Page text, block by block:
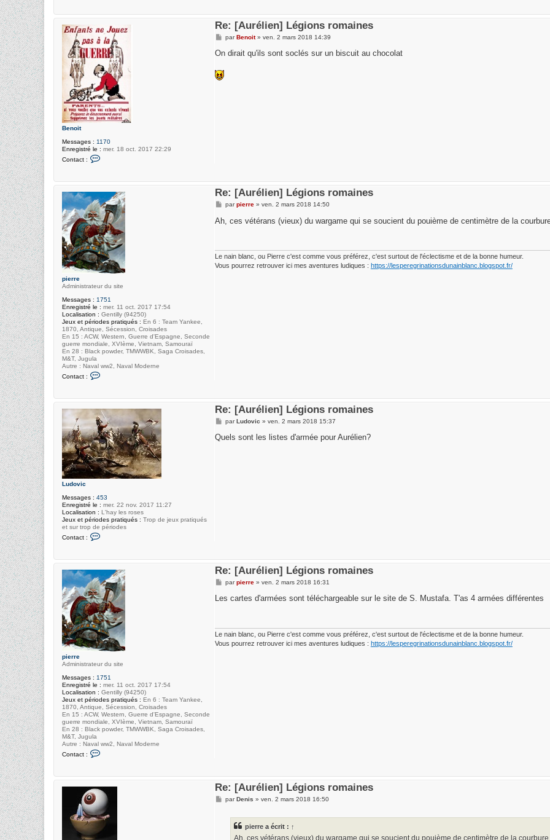
a
t
e
r
D
n
i
s
Benoit
Messages : 1170
Enregistré le : mer. 18 oct. 2017 22:29
Contact :
a
c
t
e
r
B
e
n
o
i
t
Re: [Aurélien] Légions romaines
M
s
g
e
parBenoit» ven. 2 mars 2018 14:39
On dirait qu'ils sont soclés sur un biscuit au chocolat
pierre
Administrateur du site
Messages : 1751
Enregistré le : mer. 11 oct. 2017 17:54
Localisation : Gentilly (94250)
Jeux et périodes pratiqués : En 6 : Team Yankee,
1870, Antique, Sécession, Croisades
En 15 : ACW, Western, Guerre d'Espagne, Seconde
guerre mondiale, XVIème, Vietnam, Samouraï
En 28 : Black powder, TMWWBK, Saga Croisades,
M&T, Jugula
Autre : Naval ww2, Naval Moderne
Contact :
a
c
t
e
r
p
i
e
r
r
e
Re: [Aurélien] Légions romaines
M
s
s
parpierre» ven. 2 mars 2018 14:50
Ah, ces vétérans (vieux) du wargame qui se soucient du pouième de centimètre de la
Le nain blanc, ou Pierre c'est comme vous préférez, c'est surtout de l'éclectisme et de la bonne humeur.
Vous pourrez retrouver ici mes aventures ludiques : https://lesperegrinationsdunainblanc.blogspot.fr/
Ludovic
Messages : 453
Enregistré le : mer. 22 nov. 2017 11:27
Localisation : L'hay les roses
Jeux et périodes pratiqués : Trop de jeux pratiqués
et sur trop de périodes
Contact :
a
c
t
e
r
L
u
d
o
v
i
c
Re: [Aurélien] Légions romaines
M
s
parLudovic » ven. 2 mars 2018 15:37
Quels sont les listes d'armée pour Aurélien?
pierre
Administrateur du site
Messages : 1751
Enregistré le : mer. 11 oct. 2017 17:54
Localisation : Gentilly (94250)
Jeux et périodes pratiqués : En 6 : Team Yankee,
1870, Antique, Sécession, Croisades
En 15 : ACW, Western, Guerre d'Espagne, Seconde
guerre mondiale, XVIème, Vietnam, Samouraï
En 28 : Black powder, TMWWBK, Saga Croisades,
M&T, Jugula
Autre : Naval ww2, Naval Moderne
Contact :
a
c
t
e
r
p
e
Re: [Aurélien] Légions romaines
M
s
parpierre» ven. 2 mars 2018 16:31
Les cartes d'armées sont téléchargeable sur le site de S. Mustafa. T'as 4 armées différentes
Le nain blanc, ou Pierre c'est comme vous préférez, c'est surtout de l'éclectisme et de la bonne humeur.
Vous pourrez retrouver ici mes aventures ludiques : https://lesperegrinationsdunainblanc.blogspot.fr/
Re: [Aurélien] Légions romaines
MparDenis » ven. 2 mars 2018 16:50
pierrea écrit : ↑